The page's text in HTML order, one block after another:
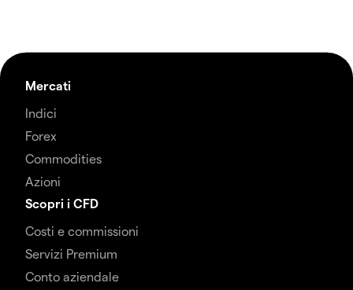
Mercati
Indici
Forex
Commodities
Azioni
Scopri i CFD
Costi e commissioni
Servizi Premium
Conto aziendale